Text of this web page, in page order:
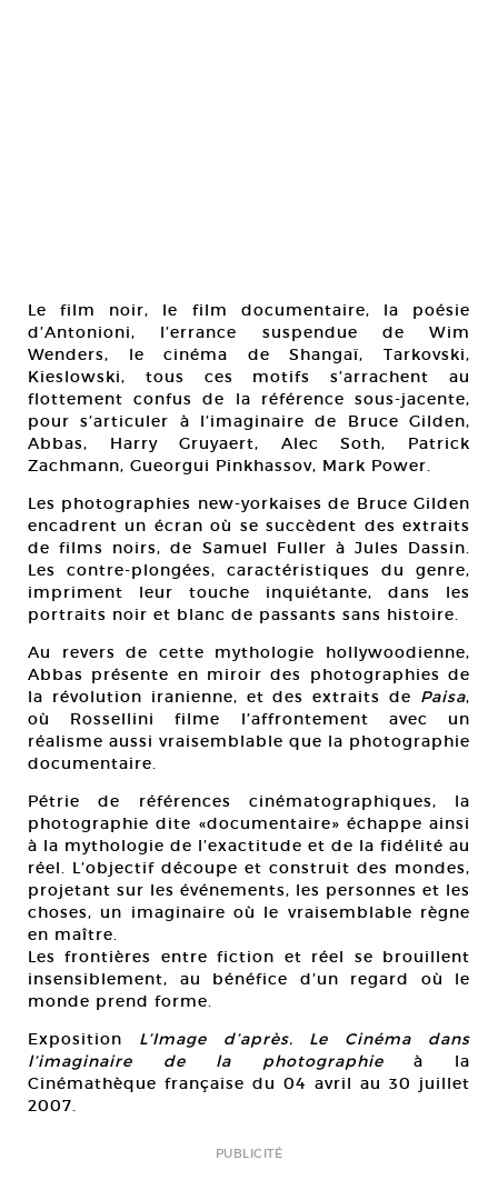
Le film noir, le film documentaire, la poésie
d’Antonioni, l’errance suspendue de Wim
Wenders, le cinéma de Shangaï, Tarkovski,
Kieslowski, tous ces motifs s’arrachent au
flottement confus de la référence sous-jacente,
pour s’articuler à l’imaginaire de Bruce Gilden,
Abbas, Harry Gruyaert, Alec Soth, Patrick
Zachmann, Gueorgui Pinkhassov, Mark Power.
Les photographies new-yorkaises de Bruce Gilden
encadrent un écran où se succèdent des extraits
de films noirs, de Samuel Fuller à Jules Dassin.
Les contre-plongées, caractéristiques du genre,
impriment leur touche inquiétante, dans les
portraits noir et blanc de passants sans histoire.
Au revers de cette mythologie hollywoodienne,
Abbas présente en miroir des photographies de
la révolution iranienne, et des extraits de Paisa,
où Rossellini filme l’affrontement avec un
réalisme aussi vraisemblable que la photographie
documentaire.
Pétrie de références cinématographiques, la
photographie dite «documentaire» échappe ainsi
à la mythologie de l’exactitude et de la fidélité au
réel. L’objectif découpe et construit des mondes,
projetant sur les événements, les personnes et les
choses, un imaginaire où le vraisemblable règne
en maître.
Les frontières entre fiction et réel se brouillent
insensiblement, au bénéfice d’un regard où le
monde prend forme.
Exposition L’Image d’après. Le Cinéma dans
l’imaginaire de la photographieà la
Cinémathèque française du 04 avril au 30 juillet
2007.
PUBLICITÉ